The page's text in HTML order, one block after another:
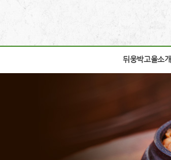
뒤웅박고을소개
뒤웅박고을소개
뒤웅박웹툰
찾아오시는길